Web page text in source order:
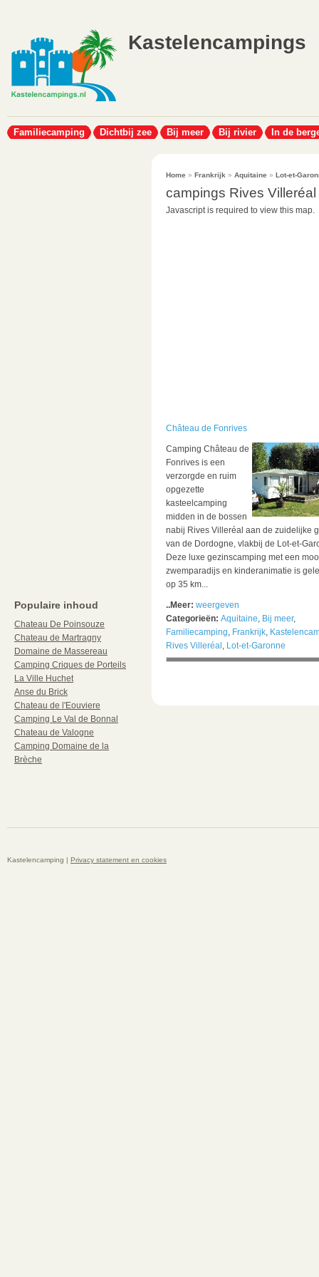
Kastelencampings
Familiecamping Dichtbij zee Bij meer Bij rivier In de
Populaire inhoud
Chateau De Poinsouze
Chateau de Martragny
Domaine de Massereau
Camping Criques de Porteils
La Ville Huchet
Anse du Brick
Chateau de l'Eouviere
Camping Le Val de Bonnal
Chateau de Valogne
Camping Domaine de la
Brèche
Home » Frankrijk » Aquitaine » Lot-et-
campings Rives Villeréal
Javascript is required to view this map.
Château de Fonrives
Camping Château de
Fonrives is een
verzorgde en ruim
opgezette
kasteelcamping
midden in de bossen
nabij Rives Villeréal aan de zuidelijke
van de Dordogne, vlakbij de Lot-et-
Deze luxe gezinscamping met een
zwemparadijs en kinderanimatie is
op 35 km...
..Meer: weergeven
Categorieën: Aquitaine, Bij meer,
Familiecamping, Frankrijk,
Rives Villeréal , Lot-et-Garonne
Kastelencamping | Privacy statement en cookies